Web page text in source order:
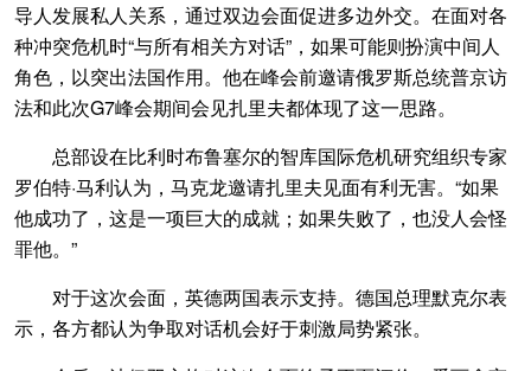
导人发展私人关系，通过双边会面促进多边外交。在面对各
种冲突危机时“与所有相关方对话”，如果可能则扮演中间人
角色，以突出法国作用。他在峰会前邀请俄罗斯总统普京访
法和此次G7峰会期间会见扎里夫都体现了这一思路。
总部设在比利时布鲁塞尔的智库国际危机研究组织专家
罗伯特·马利认为，马克龙邀请扎里夫见面有利无害。“如果
他成功了，这是一项巨大的成就；如果失败了，也没人会怪
罪他。”
对于这次会面，英德两国表示支持。德国总理默克尔表
示，各方都认为争取对话机会好于刺激局势紧张。